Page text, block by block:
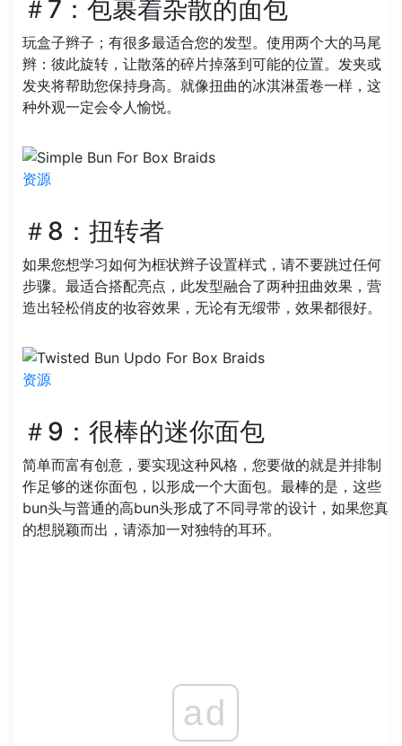
＃7：包裹着杂散的面包
玩盒子辫子；有很多最适合您的发型。使用两个大的马尾
辫：彼此旋转，让散落的碎片掉落到可能的位置。发夹或
发夹将帮助您保持身高。就像扭曲的冰淇淋蛋卷一样，这
种外观一定会令人愉悦。
资源
＃8：扭转者
如果您想学习如何为框状辫子设置样式，请不要跳过任何
步骤。最适合搭配亮点，此发型融合了两种扭曲效果，营
造出轻松俏皮的妆容效果，无论有无缎带，效果都很好。
资源
＃9：很棒的迷你面包
简单而富有创意，要实现这种风格，您要做的就是并排制
作足够的迷你面包，以形成一个大面包。最棒的是，这些
bun头与普通的高bun头形成了不同寻常的设计，如果您真
的想脱颖而出，请添加一对独特的耳环。
ad